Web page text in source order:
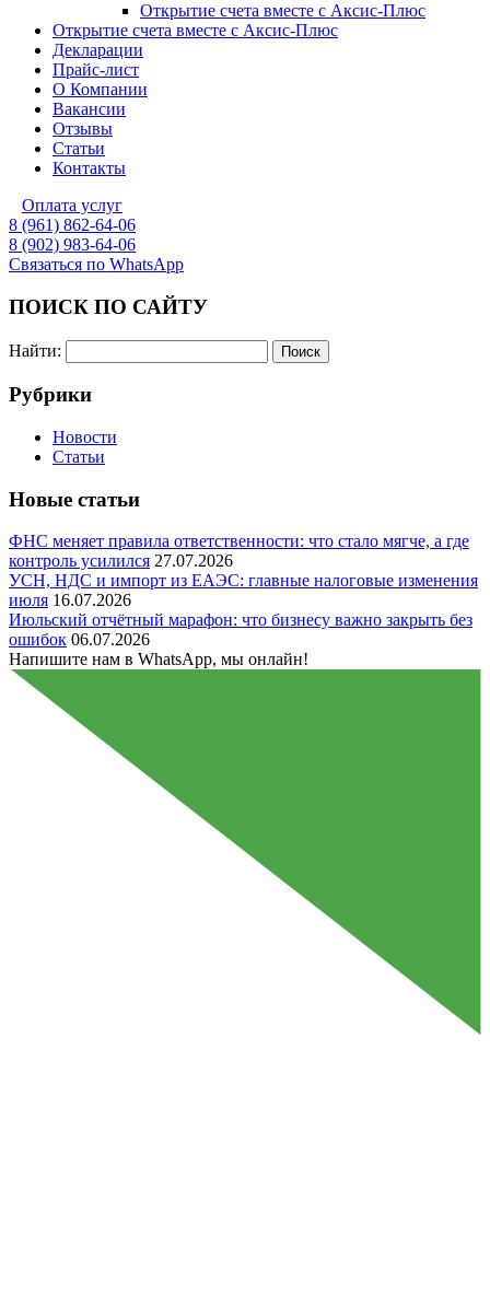
Открытие счета вместе с Аксис-Плюс
Открытие счета вместе с Аксис-Плюс
Декларации
Прайс-лист
О Компании
Вакансии
Отзывы
Статьи
Контакты
Оплата услуг
8 (961) 862-64-06
8 (902) 983-64-06
Связаться по WhatsApp
ПОИСК ПО САЙТУ
Найти:
Рубрики
Новости
Статьи
Новые статьи
ФНС меняет правила ответственности: что стало мягче, а где
контроль усилился 27.07.2026
УСН, НДС и импорт из ЕАЭС: главные налоговые изменения
июля 16.07.2026
Июльский отчётный марафон: что бизнесу важно закрыть без
ошибок 06.07.2026
Напишите нам в WhatsApp, мы онлайн!